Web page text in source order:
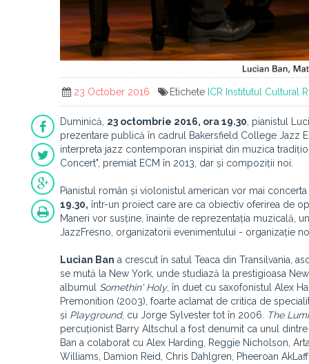
23 October 2016 Etichete ICR Institutul Cultural
Duminică, 23 octombrie 2016, ora 19.30 , pianistul
prezentare publică în cadrul Bakersfield College Jazz
interpreta jazz contemporan inspiriat din muzica
Concert", premiat ECM în 2013, dar și compoziții noi.
Pianistul român și violonistul american vor mai
19.30, într-un proiect care are ca obiectiv oferirea de
Maneri vor susține, înainte de reprezentația muzicală,
JazzFresno, organizatorii evenimentului - organizație
Lucian Ban a crescut în satul Teaca din Transilvania,
se mută la New York, unde studiază la prestigioasa
albumul Somethin' Holy, în duet cu saxofonistul Alex
Premonition (2003), foarte aclamat de critica de
și Playground, cu Jorge Sylvester tot în 2006. The
percuționist Barry Altschul a fost denumit ca unul
Ban a colaborat cu Alex Harding, Reggie Nicholson,
Williams, Damion Reid, Chris Dahlgren, Pheeroan